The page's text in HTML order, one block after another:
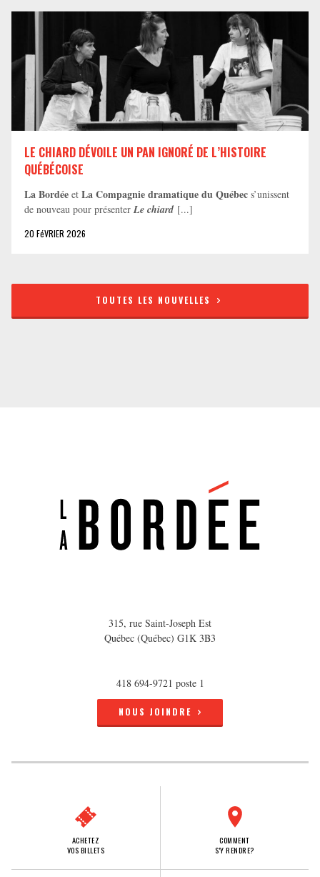
LE CHIARD DÉVOILE UN PAN IGNORÉ DE L’HISTOIRE
QUÉBÉCOISE
La Bordée et La Compagnie dramatique du Québec s’unissent
de nouveau pour présenter Le chiard [...]
20 FéVRIER 2026
TOUTES LES NOUVELLES
315, rue Saint-Joseph Est
Québec (Québec) G1K 3B3
418 694-9721 poste 1
NOUS JOINDRE
ACHETEZ
VOS BILLETS
COMMENT
S'Y RENDRE?